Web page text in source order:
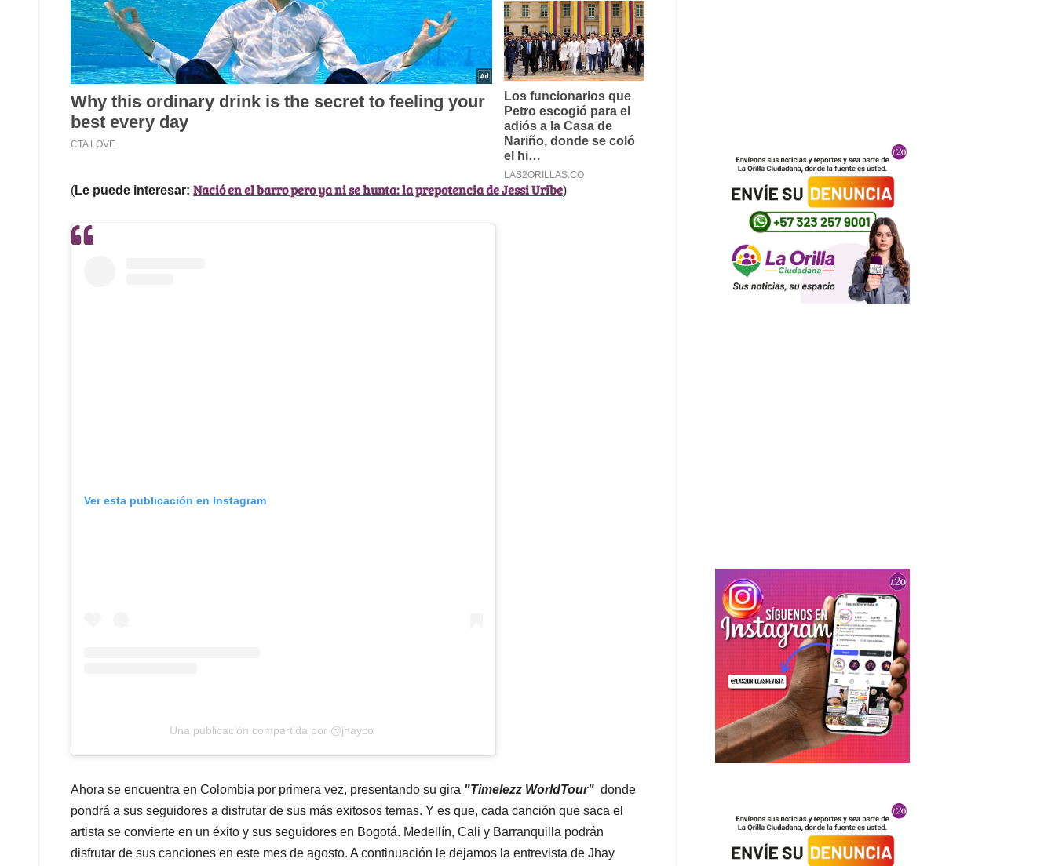
(Le puede interesar: Nació en el barro pero ya ni se hunta: la prepotencia de Jessi Uribe)
Ver esta publicación en Instagram
Una publicación compartida por @jhayco
Ahora se encuentra en Colombia por primera vez, presentando su gira "Timelezz WorldTour" donde
pondrá a sus seguidores a disfrutar de sus más exitosos temas. Y es que, cada canción que saca el
artista se convierte en un éxito y sus seguidores en Bogotá. Medellín, Cali y Barranquilla podrán
disfrutar de sus canciones en este mes de agosto. A continuación le dejamos la entrevista de Jhay